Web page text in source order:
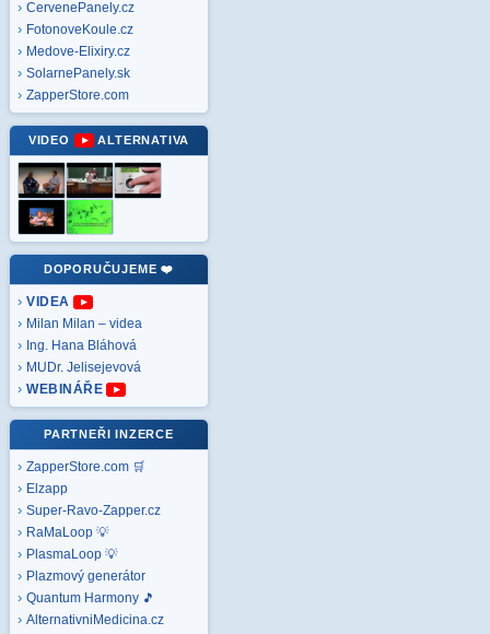
CervenePanely.cz
FotonoveKoule.cz
Medove-Elixiry.cz
SolarnePanely.sk
ZapperStore.com
VIDEO ALTERNATIVA
DOPORUČUJEME ❤️
VIDEA
Milan Milan – videa
Ing. Hana Bláhová
MUDr. Jelisejevová
WEBINÁŘE
PARTNEŘI INZERCE
ZapperStore.com 🛒
Elzapp
Super-Ravo-Zapper.cz
RaMaLoop 💡
PlasmaLoop 💡
Plazmový generátor
Quantum Harmony 🎵
AlternativniMedicina.cz